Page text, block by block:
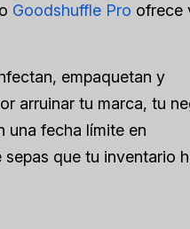
Goodshuffle Pro ofrece
empaquetan y
arruinar tu marca, tu
una fecha límite en
que tu inventario